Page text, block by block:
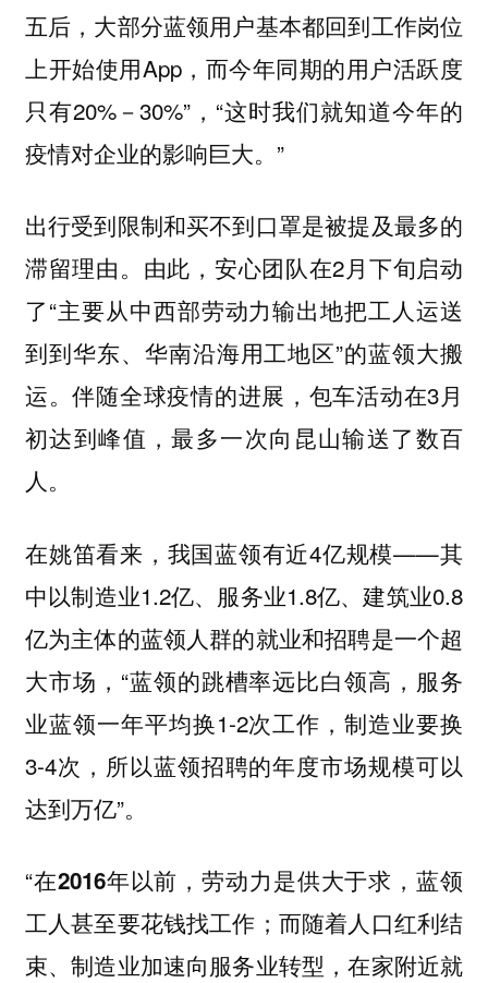
五后，大部分蓝领用户基本都回到工作岗位
上开始使用App，而今年同期的用户活跃度
只有20%－30%”，“这时我们就知道今年的
疫情对企业的影响巨大。”
出行受到限制和买不到口罩是被提及最多的
滞留理由。由此，安心团队在2月下旬启动
了“主要从中西部劳动力输出地把工人运送
到到华东、华南沿海用工地区”的蓝领大搬
运。伴随全球疫情的进展，包车活动在3月
初达到峰值，最多一次向昆山输送了数百
人。
在姚笛看来，我国蓝领有近4亿规模——其
中以制造业1.2亿、服务业1.8亿、建筑业0.8
亿为主体的蓝领人群的就业和招聘是一个超
大市场，“蓝领的跳槽率远比白领高，服务
业蓝领一年平均换1-2次工作，制造业要换
3-4次，所以蓝领招聘的年度市场规模可以
达到万亿”。
“在2016年以前，劳动力是供大于求，蓝领
工人甚至要花钱找工作；而随着人口红利结
束、制造业加速向服务业转型，在家附近就